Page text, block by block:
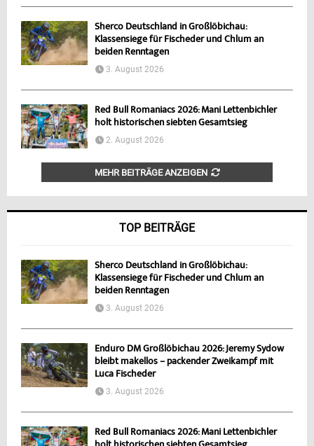
Sherco Deutschland in Großlöbichau:
Klassensiege für Fischeder und Chlum an
beiden Renntagen
3. August 2026
Red Bull Romaniacs 2026: Mani Lettenbichler
holt historischen siebten Gesamtsieg
2. August 2026
MEHR BEITRÄGE ANZEIGEN
TOP BEITRÄGE
Sherco Deutschland in Großlöbichau:
Klassensiege für Fischeder und Chlum an
beiden Renntagen
3. August 2026
Enduro DM Großlöbichau 2026: Jeremy Sydow
bleibt makellos – packender Zweikampf mit
Luca Fischeder
3. August 2026
Red Bull Romaniacs 2026: Mani Lettenbichler